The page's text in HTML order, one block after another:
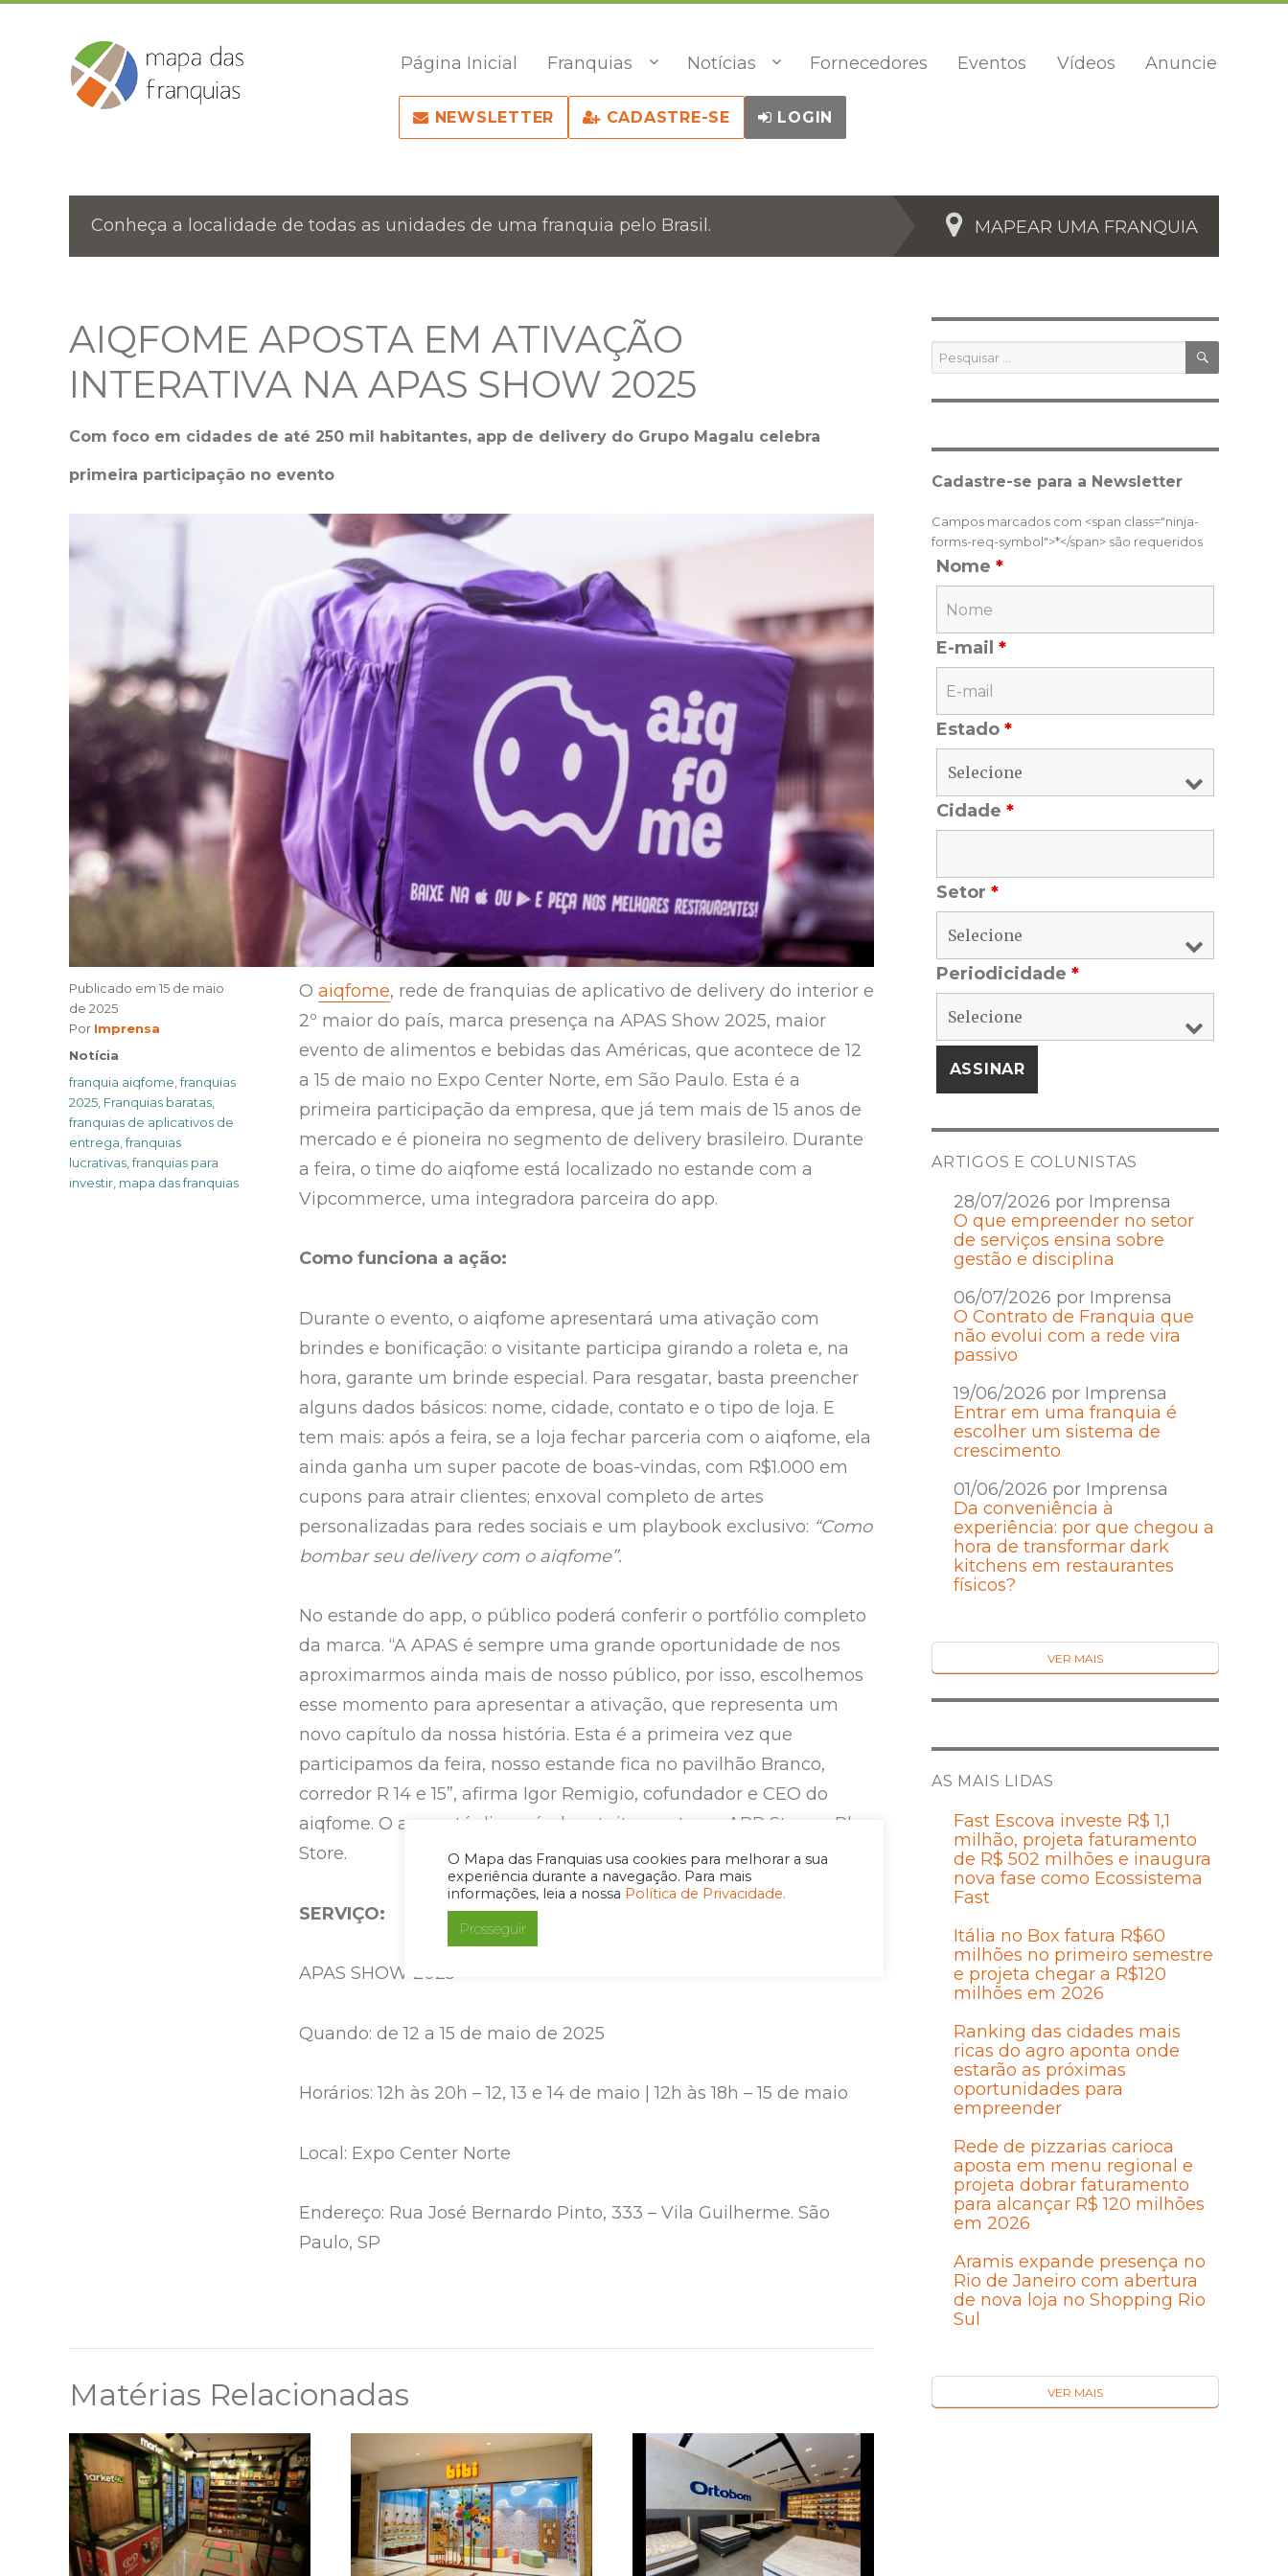
O Mapa das Franquias usa cookies para melhorar a sua
experiência durante a navegação. Para mais
informações, leia a nossa Política de Privacidade.
Prosseguir
Página Inicial Franquias Notícias Fornecedores Eventos Vídeos Anuncie
NEWSLETTER CADASTRE-SE LOGIN
Conheça a localidade de todas as unidades de uma franquia pelo Brasil. MAPEAR UMA FRANQUIA
AIQFOME APOSTA EM ATIVAÇÃO
INTERATIVA NA APAS SHOW 2025
Com foco em cidades de até 250 mil habitantes, app de delivery do Grupo Magalu celebra
primeira participação no evento
O aiqfome, rede de franquias de aplicativo de delivery do interior e
2º maior do país, marca presença na APAS Show 2025, maior
evento de alimentos e bebidas das Américas, que acontece de 12
a 15 de maio no Expo Center Norte, em São Paulo. Esta é a
primeira participação da empresa, que já tem mais de 15 anos de
mercado e é pioneira no segmento de delivery brasileiro. Durante
a feira, o time do aiqfome está localizado no estande com a
Vipcommerce, uma integradora parceira do app.
Como funciona a ação:
Durante o evento, o aiqfome apresentará uma ativação com
brindes e bonificação: o visitante participa girando a roleta e, na
hora, garante um brinde especial. Para resgatar, basta preencher
alguns dados básicos: nome, cidade, contato e o tipo de loja. E
tem mais: após a feira, se a loja fechar parceria com o aiqfome, ela
ainda ganha um super pacote de boas-vindas, com R$1.000 em
cupons para atrair clientes; enxoval completo de artes
personalizadas para redes sociais e um playbook exclusivo: “Como
bombar seu delivery com o aiqfome”.
No estande do app, o público poderá conferir o portfólio completo
da marca. “A APAS é sempre uma grande oportunidade de nos
aproximarmos ainda mais de nosso público, por isso, escolhemos
esse momento para apresentar a ativação, que representa um
novo capítulo da nossa história. Esta é a primeira vez que
participamos da feira, nosso estande fica no pavilhão Branco,
corredor R 14 e 15”, afirma Igor Remigio, cofundador e CEO do
aiqfome. O app está disponível gratuitamente na APP Store e Play
Store.
SERVIÇO:
APAS SHOW 2025
Quando: de 12 a 15 de maio de 2025
Horários: 12h às 20h – 12, 13 e 14 de maio | 12h às 18h – 15 de maio
Local: Expo Center Norte
Endereço: Rua José Bernardo Pinto, 333 – Vila Guilherme. São
Paulo, SP
Publicado em 15 de maio
de 2025
Por Author
Imprensa
Categories
Notícia
Tags
franquia aiqfome ,franquias
2025 Franquias baratas
franquias de aplicativos de
entrega ,franquias
lucrativas ,franquias para
investir mapa das franquias
Matérias Relacionadas
Pesquisar
por:
Cadastre-se para a Newsletter
Campos marcados com <span class="ninja-
forms-req-symbol">*</span> são requeridos
Nome *
E-mail *
Estado *
Cidade *
Setor *
Periodicidade *
ARTIGOS E COLUNISTAS
28/07/2026 por Imprensa
O que empreender no setor
de serviços ensina sobre
gestão e disciplina
06/07/2026 por Imprensa
O Contrato de Franquia que
não evolui com a rede vira
passivo
19/06/2026 por Imprensa
Entrar em uma franquia é
escolher um sistema de
crescimento
01/06/2026 por Imprensa
Da conveniência à
experiência: por que chegou a
hora de transformar dark
kitchens em restaurantes
físicos?
VER MAIS
AS MAIS LIDAS
Fast Escova investe R$ 1,1
milhão, projeta faturamento
de R$ 502 milhões e inaugura
nova fase como Ecossistema
Fast
Itália no Box fatura R$60
milhões no primeiro semestre
e projeta chegar a R$120
milhões em 2026
Ranking das cidades mais
ricas do agro aponta onde
estarão as próximas
oportunidades para
empreender
Rede de pizzarias carioca
aposta em menu regional e
projeta dobrar faturamento
para alcançar R$ 120 milhões
em 2026
Aramis expande presença no
Rio de Janeiro com abertura
de nova loja no Shopping Rio
Sul
VER MAIS